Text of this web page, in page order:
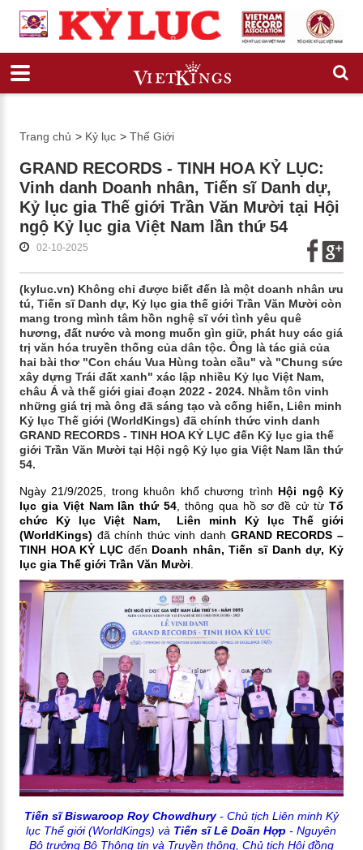
Trang chủ > Kỷ lục > Thế Giới
GRAND RECORDS - TINH HOA KỶ LỤC:
Vinh danh Doanh nhân, Tiến sĩ Danh dự,
Kỷ lục gia Thế giới Trần Văn Mười tại Hội
ngộ Kỷ lục gia Việt Nam lần thứ 54
02-10-2025
(kyluc.vn) Không chỉ được biết đến là một doanh nhân ưu
tú, Tiến sĩ Danh dự, Kỷ lục gia thế giới Trần Văn Mười còn
mang trong mình tâm hồn nghệ sĩ với tình yêu quê
hương, đất nước và mong muốn gìn giữ, phát huy các giá
trị văn hóa truyền thống của dân tộc. Ông là tác giả của
hai bài thơ "Con cháu Vua Hùng toàn cầu" và "Chung sức
xây dựng Trái đất xanh" xác lập nhiều Kỷ lục Việt Nam,
châu Á và thế giới giai đoạn 2022 - 2024. Nhằm tôn vinh
những giá trị mà ông đã sáng tạo và cống hiến, Liên minh
Kỷ lục Thế giới (WorldKings) đã chính thức vinh danh
GRAND RECORDS - TINH HOA KỶ LỤC đến Kỷ lục gia thế
giới Trần Văn Mười tại Hội ngộ Kỷ lục gia Việt Nam lần thứ
54.
Ngày 21/9/2025, trong khuôn khổ chương trình Hội ngộ Kỷ
lục gia Việt Nam lần thứ 54 , thông qua hồ sơ đề cử từTổ
chức Kỷ lục Việt Nam,
Liên minh Kỷ lục Thế giới
(WorldKings) đã chính thức vinh danh GRAND RECORDS –
TINH HOA KỶ LỤCđến Doanh nhân, Tiến sĩ Danh dự, Kỷ
lục gia Thế giới Trần Văn Mười
Tiến sĩ Biswaroop Roy Chowdhury- Chủ tịch Liên minh Kỷ
lục Thế giới (WorldKings) và Tiến sĩ Lê Doãn Hợp - Nguyên
Bộ trưởng Bộ Thông tin và Truyền thông, Chủ tịch Hội đồng